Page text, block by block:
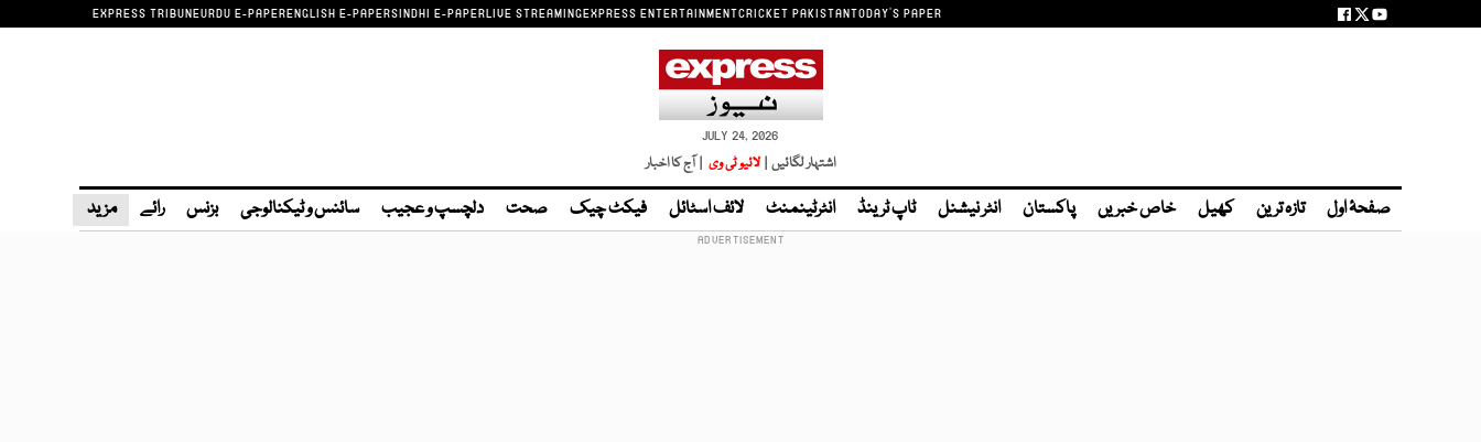
EXPRESS TRIBUNEURDU E-PAPERENGLISH E-PAPERSINDHI E-PAPERLIVE STREAMINGEXPRESS ENTERTAINMENTCRICKET PAKISTANTODAY'S PAPER
JULY 24, 2026
اشتہار لگائیں | لائیو ٹی وی | آج کا اخبار
صفحۂ اول تازہ ترین کھیل خاص خبریں پاکستان انٹر نیشنل ٹاپ ٹرینڈ انٹرٹینمنٹ لائف اسٹائل فیکٹ چیک صحت دلچسپ و عجیب سائنس و ٹیکنالوجی بزنس رائے مزید